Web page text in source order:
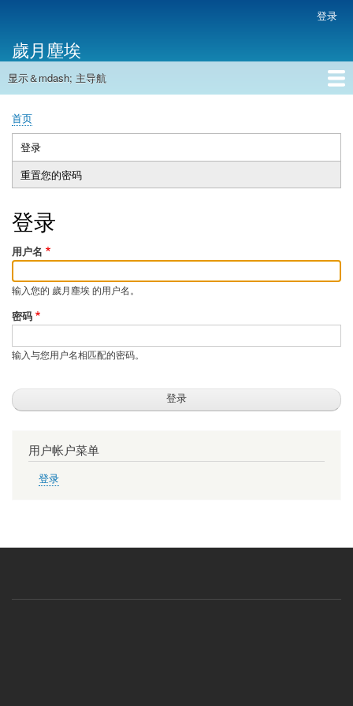
主
内
帐
户
菜
单
登录
歲月塵埃
主
航
显示＆mdash; 主导航
首页
面
包
屑
首页
主
标
登录
动
标
重置您的密码
登录
用户名
输入您的 歲月塵埃 的用户名。
密码
输入与您用户名相匹配的密码。
用户帐户菜单
登录